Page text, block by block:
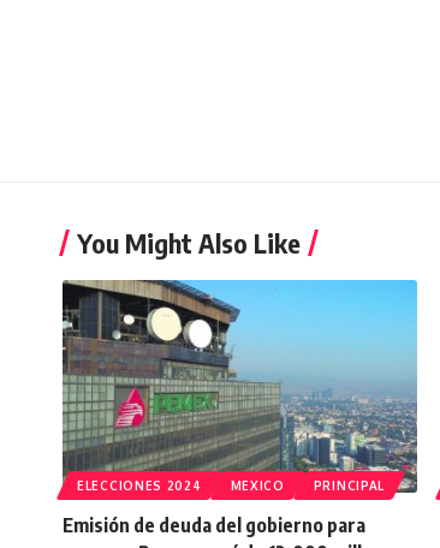
You Might Also Like
ELECCIONES 2024 MEXICO PRINCIPAL
Emisión de deuda del gobierno para